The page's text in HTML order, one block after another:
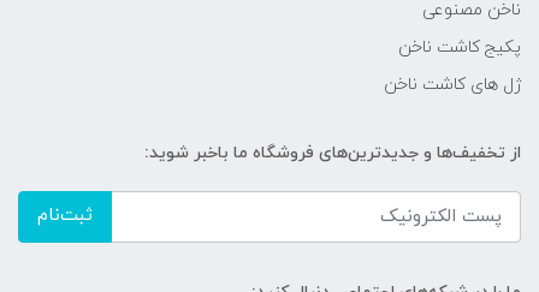
ناخن مصنوعی
پکیج کاشت ناخن
ژل های کاشت ناخن
از تخفیف‌ها و جدیدترین‌های فروشگاه ما باخبر شوید:
ثبت‌نام